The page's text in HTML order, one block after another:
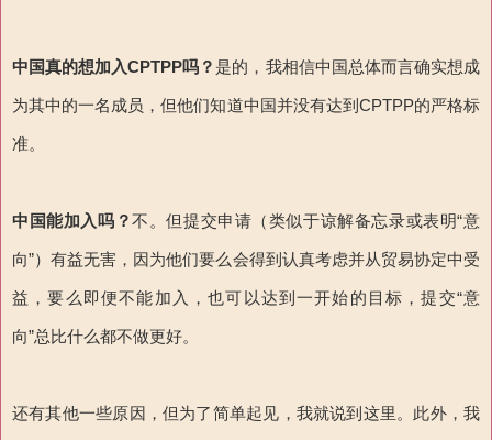
中国真的想加入CPTPP吗？ 是的，我相信中国总体而言确实想成
为其中的一名成员，但他们知道中国并没有达到CPTPP的严格标
准。
中国能加入吗？不。但提交申请（类似于谅解备忘录或表明“意
向”）有益无害，因为他们要么会得到认真考虑并从贸易协定中受
益，要么即便不能加入，也可以达到一开始的目标，提交“意
向”总比什么都不做更好。
还有其他一些原因，但为了简单起见，我就说到这里。此外，我